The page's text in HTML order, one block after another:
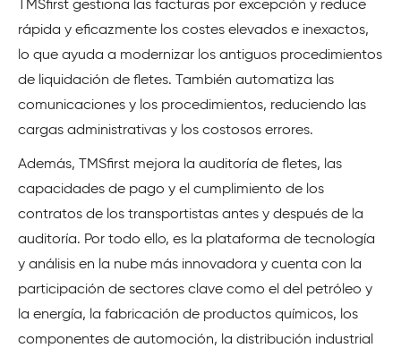
TMSfirst gestiona las facturas por excepción y reduce
rápida y eficazmente los costes elevados e inexactos,
lo que ayuda a modernizar los antiguos procedimientos
de liquidación de fletes. También automatiza las
comunicaciones y los procedimientos, reduciendo las
cargas administrativas y los costosos errores.
Además, TMSfirst mejora la auditoría de fletes, las
capacidades de pago y el cumplimiento de los
contratos de los transportistas antes y después de la
auditoría. Por todo ello, es la plataforma de tecnología
y análisis en la nube más innovadora y cuenta con la
participación de sectores clave como el del petróleo y
la energía, la fabricación de productos químicos, los
componentes de automoción, la distribución industrial